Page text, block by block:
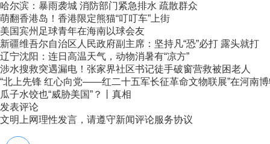
哈尔滨：暴雨袭城 消防部门紧急排水 疏散群众
萌翻香港岛！香港限定熊猫“叮叮车”上街
美国宾州足球青年在海南以球会友
新疆维吾尔自治区人民政府副主席：坚持凡“恐”必打 露头就打
辽宁沈阳：连日高温天气，动物消暑有“凉方”
涉水搜救突遇漏电！张家界社区书记徒手破窗营救被困老人
“北上先锋 红心向党——红二十五军长征革命文物联展”在河南
瓜子水饺也“威胁美国”？丨真相
发表评论
文明上网理性发言，请遵守新闻评论服务协议